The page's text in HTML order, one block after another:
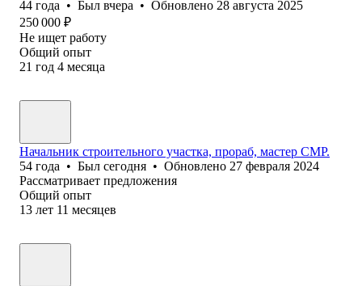
44 года • Был вчера • Обновлено 28 августа 2025
250 000 ₽
Не ищет работу
Общий опыт
21 год 4 месяца
Начальник строительного участка, прораб, мастер СМР.
54 года • Был сегодня • Обновлено 27 февраля 2024
Рассматривает предложения
Общий опыт
13 лет 11 месяцев